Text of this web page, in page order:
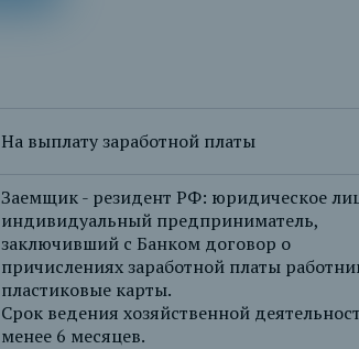
На выплату заработной платы
Заемщик - резидент РФ: юридическое
индивидуальный предприниматель,
заключивший с Банком договор о
причислениях заработной платы
пластиковые карты.
Срок ведения хозяйственной
менее 6 месяцев.